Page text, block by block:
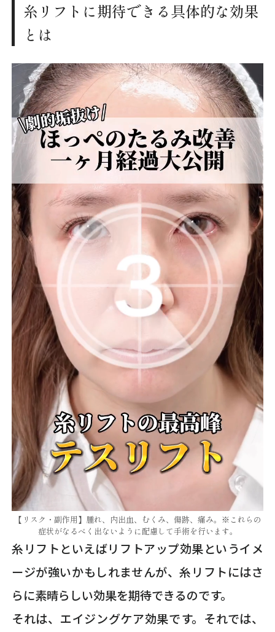
糸リフトに期待できる具体的な効果
とは
【リスク・副作用】腫れ、内出血、むくみ、傷跡、痛み。※これらの
症状がなるべく出ないように配慮して手術を行います。
糸リフトといえばリフトアップ効果というイメ
ージが強いかもしれませんが、糸リフトにはさ
らに素晴らしい効果を期待できるのです。
それは、エイジングケア効果です。それでは、